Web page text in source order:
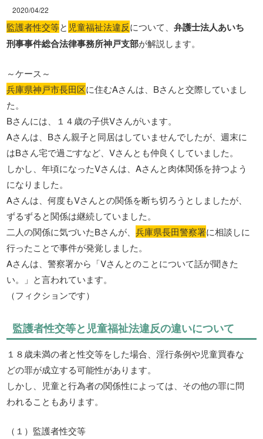
2020/04/22
監護者性交等と 児童福祉法違反について、弁護士法人あいち
刑事事件総合法律事務所神戸支部が解説します。
～ケース～
兵庫県神戸市長田区に住むAさんは、Bさんと交際していまし
た。
Bさんには、１４歳の子供Vさんがいます。
Aさんは、Bさん親子と同居はしていませんでしたが、週末に
はBさん宅で過ごすなど、Vさんとも仲良くしていました。
しかし、年頃になったVさんは、Aさんと肉体関係を持つよう
になりました。
Aさんは、何度もVさんとの関係を断ち切ろうとしましたが、
ずるずると関係は継続していました。
二人の関係に気づいたBさんが、兵庫県長田警察署に相談しに
行ったことで事件が発覚しました。
Aさんは、警察署から「Vさんとのことについて話が聞きた
い。」と言われています。
（フィクションです）
監護者性交等と児童福祉法違反の違いについて
１８歳未満の者と性交等をした場合、淫行条例や児童買春な
どの罪が成立する可能性があります。
しかし、児童と行為者の関係性によっては、その他の罪に問
われることもあります。
（１）監護者性交等